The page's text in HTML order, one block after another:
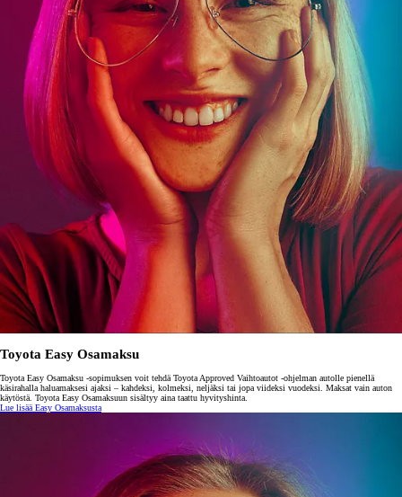
Toyota Easy Osamaksu
Toyota Easy Osamaksu -sopimuksen voit tehdä Toyota Approved Vaihtoautot -ohjelman autolle pienellä
käsirahalla haluamaksesi ajaksi – kahdeksi, kolmeksi, neljäksi tai jopa viideksi vuodeksi. Maksat vain auton
käytöstä. Toyota Easy Osamaksuun sisältyy aina taattu hyvityshinta.
Lue lisää Easy Osamaksusta